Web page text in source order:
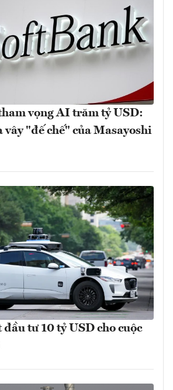
vọng AI trăm tỷ USD:
vây "đế chế" của Masayoshi
đầu tư 10 tỷ USD cho cuộc